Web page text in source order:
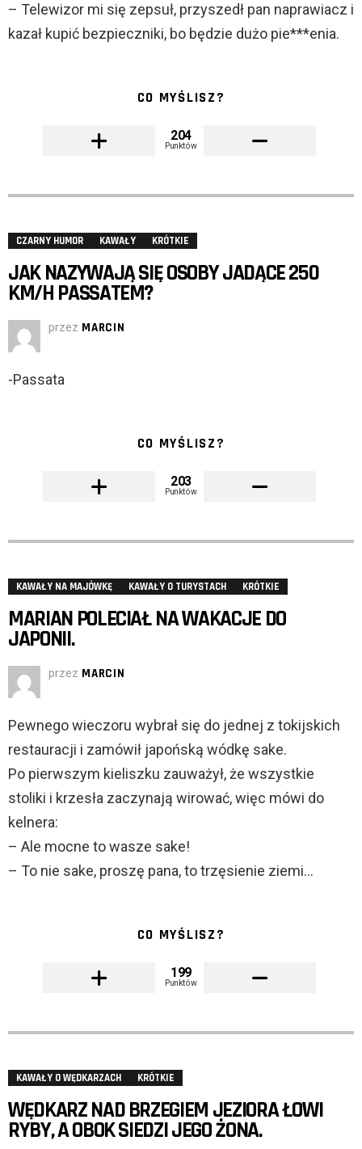
– Telewizor mi się zepsuł, przyszedł pan naprawiacz i
kazał kupić bezpieczniki, bo będzie dużo pie***enia.
CO MYŚLISZ?
204
Punktów
CZARNY HUMOR KAWAŁY KRÓTKIE
JAK NAZYWAJĄ SIĘ OSOBY JADĄCE 250
KM/H PASSATEM?
przez MARCIN
-Passata
CO MYŚLISZ?
203
Punktów
KAWAŁY NA MAJÓWKĘ KAWAŁY O TURYSTACH KRÓTKIE
MARIAN POLECIAŁ NA WAKACJE DO
JAPONII.
przez MARCIN
Pewnego wieczoru wybrał się do jednej z tokijskich
restauracji i zamówił japońską wódkę sake.
Po pierwszym kieliszku zauważył, że wszystkie
stoliki i krzesła zaczynają wirować, więc mówi do
kelnera:
– Ale mocne to wasze sake!
– To nie sake, proszę pana, to trzęsienie ziemi…
CO MYŚLISZ?
199
Punktów
KAWAŁY O WĘDKARZACH KRÓTKIE
WĘDKARZ NAD BRZEGIEM JEZIORA ŁOWI
RYBY, A OBOK SIEDZI JEGO ŻONA.